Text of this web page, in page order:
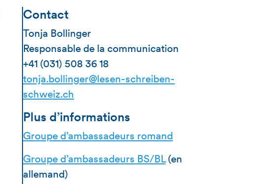
Contact
Tonja Bollinger
Responsable de la communication
+41 (031) 508 36 18
tonja.bollinger@lesen-schreiben-
schweiz.ch
Plus d’informations
Groupe d’ambassadeurs romand
Groupe d’ambassadeurs BS/BL(en
allemand)